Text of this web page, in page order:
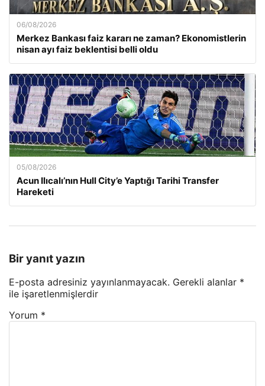
06/08/2026
Merkez Bankası faiz kararı ne zaman? Ekonomistlerin
nisan ayı faiz beklentisi belli oldu
05/08/2026
Acun Ilıcalı’nın Hull City’e Yaptığı Tarihi Transfer
Hareketi
Bir yanıt yazın
E-posta adresiniz yayınlanmayacak. Gerekli alanlar *
ile işaretlenmişlerdir
Yorum *